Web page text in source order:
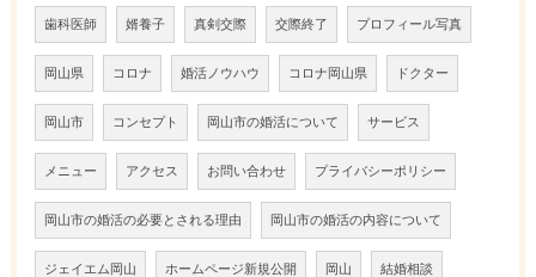
歯科医師 婿養子 真剣交際 交際終了 プロフィール写真
岡山県 コロナ 婚活ノウハウ コロナ岡山県 ドクター
岡山市 コンセプト 岡山市の婚活について サービス
メニュー アクセス お問い合わせ プライバシーポリシー
岡山市の婚活の必要とされる理由 岡山市の婚活の内容について
ジェイエム岡山 ホームページ新規公開 岡山 結婚相談